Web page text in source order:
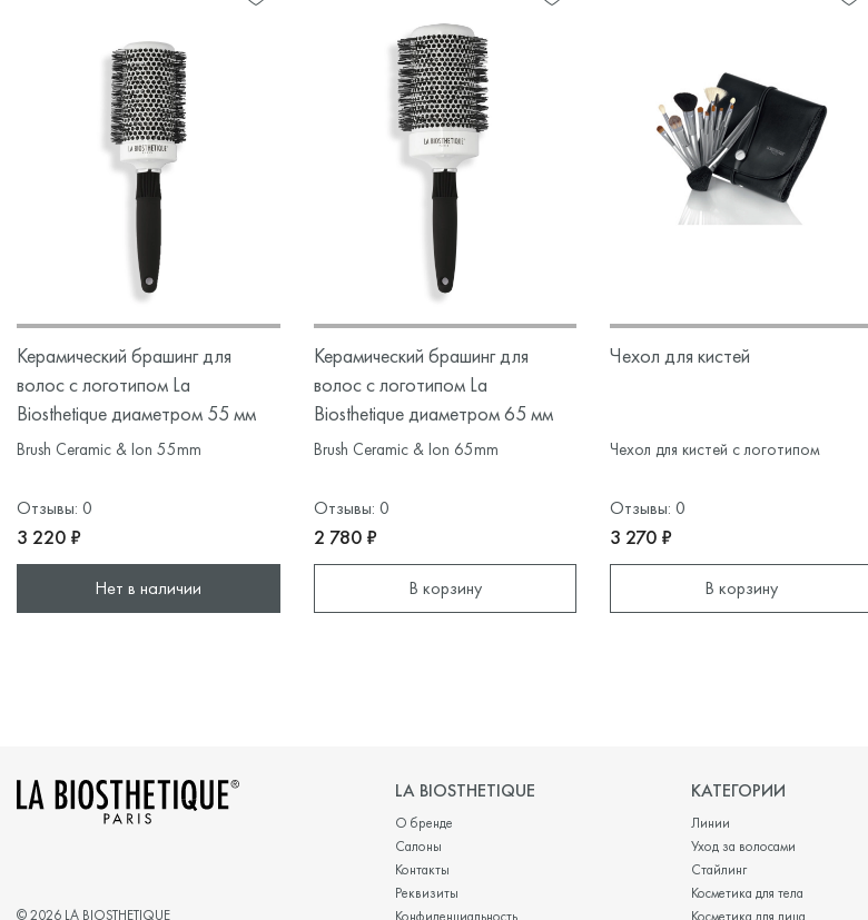
Керамический брашинг для
волос с логотипом La
Biosthetique диаметром 55 мм
Brush Ceramic & Ion 55mm
Отзывы: 0
3 220 ₽
Нет в наличии
Керамический брашинг для
волос с логотипом La
Biosthetique диаметром 65 мм
Brush Ceramic & Ion 65mm
Отзывы: 0
2 780 ₽
В корзину
Чехол для кистей
Чехол для кистей с логотипом
Отзывы: 0
3 270 ₽
В корзину
© 2026 LA BIOSTHETIQUE
LA BIOSTHETIQUE
О бренде
Салоны
Контакты
Реквизиты
Конфиденциальность
КАТЕГОРИИ
Линии
Уход за волосами
Стайлинг
Косметика для тела
Косметика для лица